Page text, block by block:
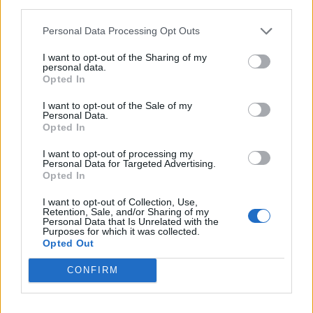
Personal Data Processing Opt Outs
I want to opt-out of the Sharing of my
personal data.
Opted In
I want to opt-out of the Sale of my
Personal Data.
Opted In
I want to opt-out of processing my
Personal Data for Targeted Advertising.
Opted In
I want to opt-out of Collection, Use,
Retention, Sale, and/or Sharing of my
Personal Data that Is Unrelated with the
Purposes for which it was collected.
Opted Out
CONFIRM
Για την Αγιουρβέδα, ηκατάθλιψηείναι
επακόλουθο της ανισορροπίας της Kapha, που
προκαλεί την κακή λειτουργία του νευρικού
συστήματος. Κατά συνέπεια, οι αγιουρβεδικές
θεραπείες για την κατάθλιψη επικεντρώνονται
στην εξισορρόπησή του, ώστε να ανακτηθούν οι
φυσιολογικές λειτουργίες. Η
ζωτικών κέντρωνμε την κατάλληλη τροφή
εγκεφάλου βοηθούν στη βελτίωση της
Παράλληλα, δεδομένου ότι το άγχος και η
κατάθλιψη συχνά εμφανίζονται μαζί, η
διαχείριση του στρεςπαίζει και εδώ σημαντικό
ρόλο. Μία από τις καλύτερες μεθόδους που
προτείνει η Αγιουρβέδα είναι οδιαλογισμός, ο